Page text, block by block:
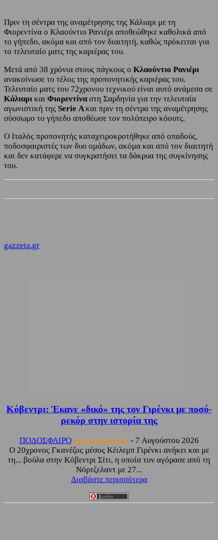
Πριν τη σέντρα της αναμέτρησης της Κάλιαρι με τη
Φιορεντίνα ο Κλαούντιο Ρανιέρι αποθεώθηκε καθολικά από
το γήπεδο, ακόμα και από τον διαιτητή, καθώς πρόκειται για
το τελευταίο ματς της καριέρας του.
Μετά από 38 χρόνια στους πάγκους ο Κλαούντιο Ρανιέρι
ανακοίνωσε το τέλος της προπονητικής καριέρας του.
Τελευταίο ματς του 72χρονου τεχνικού είναι αυτό ανάμεσα σε
Κάλιαρι και Φιορεντίναστη Σαρδηνία για την τελευταία
αγωνιστική της Serie Aκαι πριν τη σέντρα της αναμέτρησης
σύσσωμο το γήπεδο αποθέωσε τον πολύπειρο κόουτς.
Ο Ιταλός προπονητής καταχειροκροτήθηκε από οπαδούς,
ποδοσφαιριστές των δυο ομάδων, ακόμα και από τον διαιτητή
και δεν κατάφερε να συγκρατήσει τα δάκρυα της συγκίνησης
του.
gazzeta.gr
Κόβεντρι: Έκανε «δικό» της τον Γιρένκι με ποσό-
ρεκόρ στην ιστορία της
ΠΟΔΟΣΦΑΙΡΟ sporting24news - 7 Αυγούστου 2026
Ο 20χρονος Γκανέζος μέσος Κέιλεμπ Γιρένκι ανήκει και με
τη... βούλα στην Κόβεντρι Σίτι, η οποία τον αγόρασε από τη
Νόρτζελαντ με 27...
Διαβάστε περισσότερα